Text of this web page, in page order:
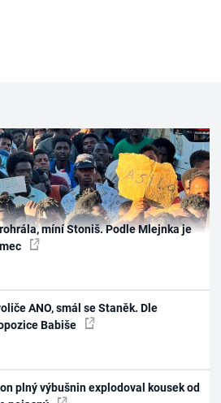
míní Stoniš. Podle Mlejnka je
ANO, smál se Staněk. Dle
Babiše
plný výbušnin explodoval kousek od